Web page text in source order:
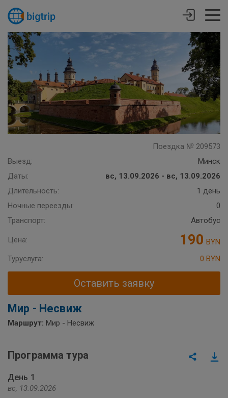
Поездка № 209573
Выезд:
Минск
Даты:
вс, 13.09.2026 - вс, 13.09.2026
Длительность:
1 день
Ночные переезды:
0
Транспорт:
Автобус
Цена: 190 BYN
Туруслуга:
0 BYN
Оставить заявку
Мир - Несвиж
Маршрут: Мир - Несвиж
Программа тура
День 1
вс, 13.09.2026